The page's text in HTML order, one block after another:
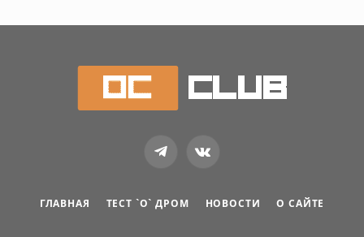
TelegramVKontakte
ГЛАВНАЯ ТЕСТ `О` ДРОМ НОВОСТИ О САЙТЕ